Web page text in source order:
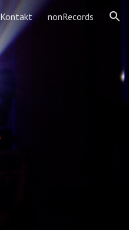
Kontakt nonRecords